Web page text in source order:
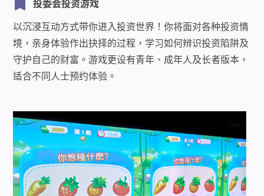
投委会投资游戏
以沉浸互动方式带你进入投资世界！你将面对各种投资情
境，亲身体验作出抉择的过程，学习如何辨识投资陷阱及
守护自己的财富。游戏更设有青年、成年人及长者版本，
适合不同人士预约体验。